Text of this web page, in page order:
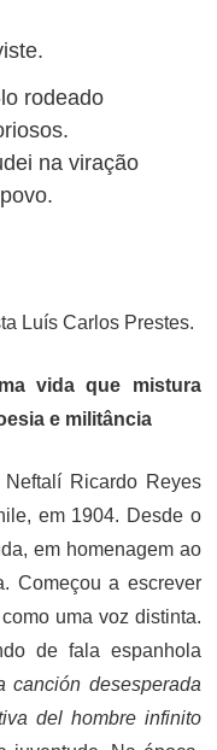
rodeado
na viração
Luís Carlos Prestes.
vida que mistura
e militância
Ricardo Reyes
em 1904. Desde o
em homenagem ao
Começou a escrever
uma voz distinta.
de fala espanhola
canción desesperada
del hombre infinito